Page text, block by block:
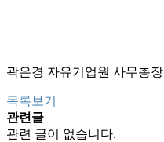
곽은경 자유기업원 사무총장
목록보기
관련글
관련 글이 없습니다.